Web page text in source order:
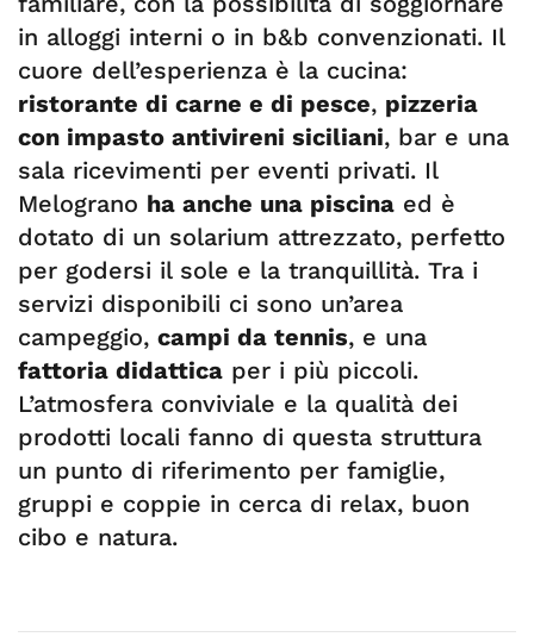
in alloggi interni o in b&b convenzionati. Il
cuore dell’esperienza è la cucina:
ristorante di carne e di pesce, pizzeria
con impasto antivireni siciliani, bar e una
sala ricevimenti per eventi privati. Il
Melograno ha anche una piscina ed è
dotato di un solarium attrezzato, perfetto
per godersi il sole e la tranquillità. Tra i
servizi disponibili ci sono un’area
campeggio, campi da tennis, e una
fattoria didattica per i più piccoli.
L’atmosfera conviviale e la qualità dei
prodotti locali fanno di questa struttura
un punto di riferimento per famiglie,
gruppi e coppie in cerca di relax, buon
cibo e natura.